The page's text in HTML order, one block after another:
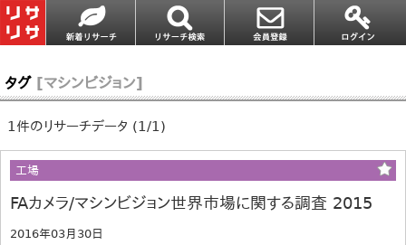
タグ [マシンビジョン]
1件のリサーチデータ (1/1)
工場
FAカメラ/マシンビジョン世界市場に関する調査 2015
2016年03月30日